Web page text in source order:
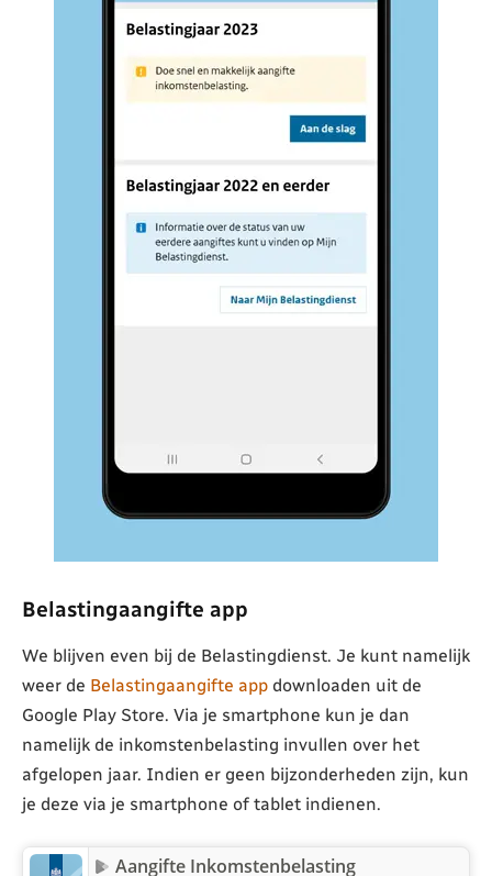
Belastingaangifte app
We blijven even bij de Belastingdienst. Je kunt namelijk
weer de Belastingaangifte app downloaden uit de
Google Play Store. Via je smartphone kun je dan
namelijk de inkomstenbelasting invullen over het
afgelopen jaar. Indien er geen bijzonderheden zijn, kun
je deze via je smartphone of tablet indienen.
Aangifte Inkomstenbelasting